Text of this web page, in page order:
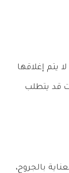
يتم إغلاقها
قد يتطلب
بالجروح،